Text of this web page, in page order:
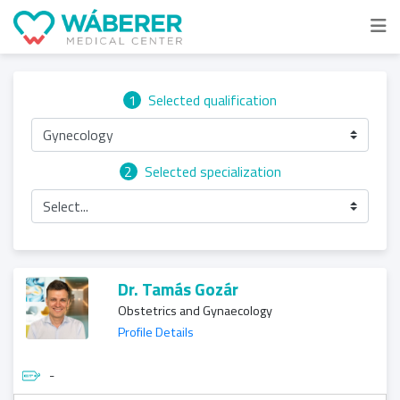
1 Selected qualification
Gynecology
2
Selected specialization
Select...
Dr. Tamás Gozár
Obstetrics and Gynaecology
Profile Details
-